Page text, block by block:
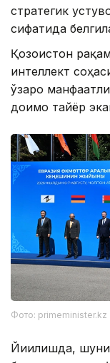
стратегик
сифатида
Қозоғистон
интеллект
ўзаро
доимо тайёр
Фото: primeminister.kz
Йиғилишда,